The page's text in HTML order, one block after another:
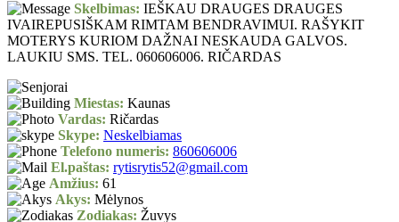
Skelbimas: IEŠKAU DRAUGES DRAUGES
IVAIREPUSIŠKAM RIMTAM BENDRAVIMUI. RAŠYKIT
MOTERYS KURIOM DAŽNAI NESKAUDA GALVOS.
LAUKIU SMS. TEL. 060606006. RIČARDAS
Miestas: Kaunas
Vardas: Ričardas
Skype: Neskelbiamas
Telefono numeris: 860606006
El.paštas: rytisrytis52@gmail.com
Amžius: 61
Akys: Mėlynos
Zodiakas: Žuvys